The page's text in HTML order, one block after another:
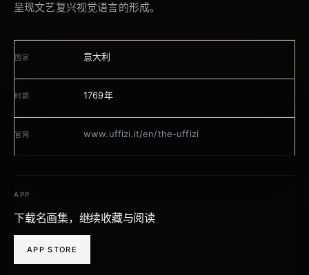
呈现文艺复兴视觉语言的形成。
国家 意大利
时期 1769年
官网 www.uffizi.it/en/the-uffizi
APP
下载名画集，继续收藏与阅读
APP STORE